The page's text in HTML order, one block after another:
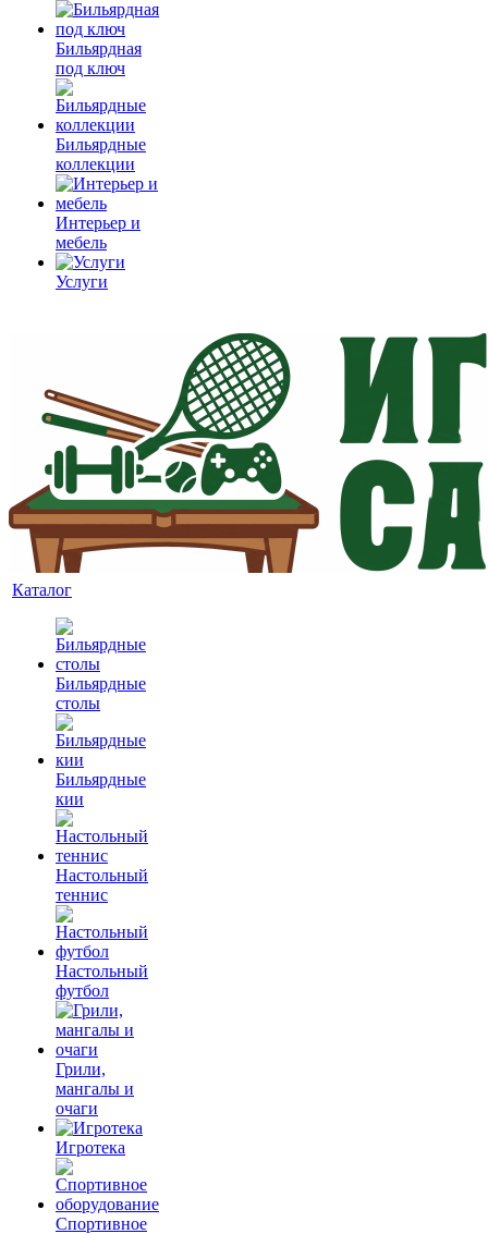
Бильярдная
под ключ
Бильярдные
коллекции
Интерьер и
мебель
Услуги
Каталог
Бильярдные
столы
Бильярдные
кии
Настольный
теннис
Настольный
футбол
Грили,
мангалы и
очаги
Игротека
Спортивное